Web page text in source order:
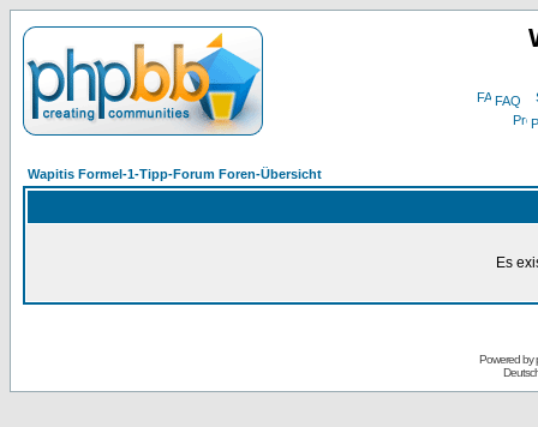
FAQ
Wapitis Formel-1-Tipp-Forum Foren-Übersicht
Es
Powered by